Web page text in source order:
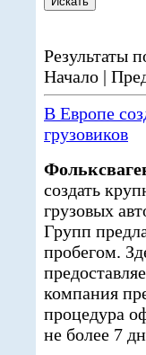
Результаты
Начало |
В Европе
грузовиков
создать
грузовых
Групп
пробегом.
компания
процедура
не более 7